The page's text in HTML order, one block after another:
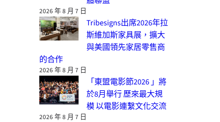
2026 年 8 月 7 日
Tribesigns出席2026年拉
斯維加斯家具展，擴大
與美國領先家居零售商
的合作
2026 年 8 月 7 日
「東盟電影節2026 」將
於8月舉行 歷來最大規
模 以電影連繫文化交流
2026 年 8 月 7 日